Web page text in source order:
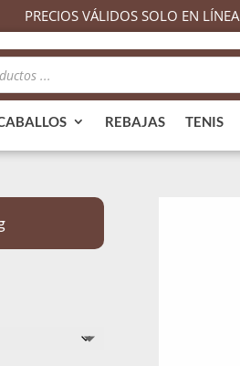
PRECIOS VÁLIDOS SOLO EN LÍNEA
REBAJAS TENIS